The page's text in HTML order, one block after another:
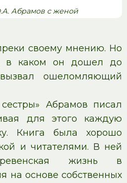
Абрамов с женой
своему мнению. Но
в каком он дошел до
ошеломляющий
Абрамов писал
для этого каждую
Книга была хорошо
и читателями. В ней
жизнь в
на основе собственных